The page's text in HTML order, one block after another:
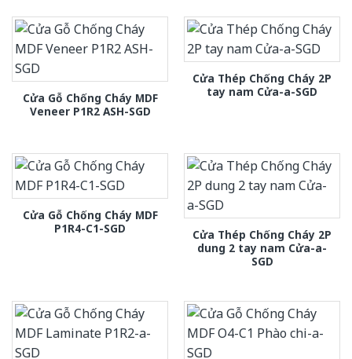
Cửa Gỗ Chống Cháy MDF
Veneer P1R2 ASH-SGD
Cửa Thép Chống Cháy 2P
tay nam Cửa-a-SGD
Cửa Gỗ Chống Cháy MDF
P1R4-C1-SGD
Cửa Thép Chống Cháy 2P
dung 2 tay nam Cửa-a-
SGD